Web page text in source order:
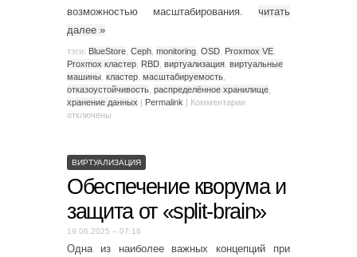
возможностью масштабирования. читать
далее »
тэги: BlueStore Ceph monitoring OSD Proxmox VE
Proxmox кластер RBD виртуализация виртуальные
машины кластер масштабируемость
отказоустойчивость распределённое хранилище
хранение данных | Permalink | Комментарии
отключены
ВИРТУАЛИЗАЦИЯ
Обеспечение кворума и
защита от «split-brain»
19.06.2025 – 07:16
Одна из наиболее важных концепций при